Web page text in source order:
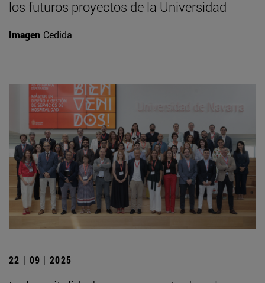
los futuros proyectos de la Universidad
Imagen Cedida
22 | 09 | 2025